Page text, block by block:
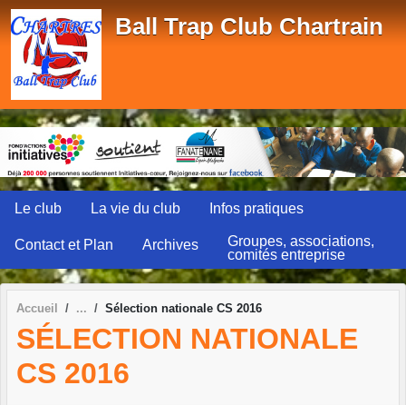
Ball Trap Club Chartrain
Le club La vie du club Infos pratiques
Contact et Plan Archives
Groupes, associations,
comités entreprise
Accueil Sélection nationale CS 2016
SÉLECTION NATIONALE
CS 2016
Panneau de gestion des cookies